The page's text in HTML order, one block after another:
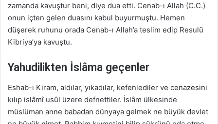
zamanda kavuştur beni, diye dua etti. Cenab-ı Allah (C.C.)
onun içten gelen duasını kabul buyurmuştu. Hemen
düşerek ruhunu orada Cenab-ı Allah’a teslim edip Resulü
Kibriya’ya kavuştu.
Yahudilikten İslâma geçenler
Eshab-ı Kiram, aldılar, yıkadılar, kefenlediler ve cenazesini
kılıp islâmî usûl üzere defnettiler. İslâm ülkesinde
müslüman anne babadan dünyaya gelmek ne büyük devlet